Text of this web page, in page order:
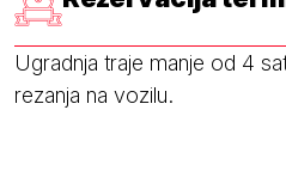
Ugradnja traje manje od 4
rezanja na vozilu.